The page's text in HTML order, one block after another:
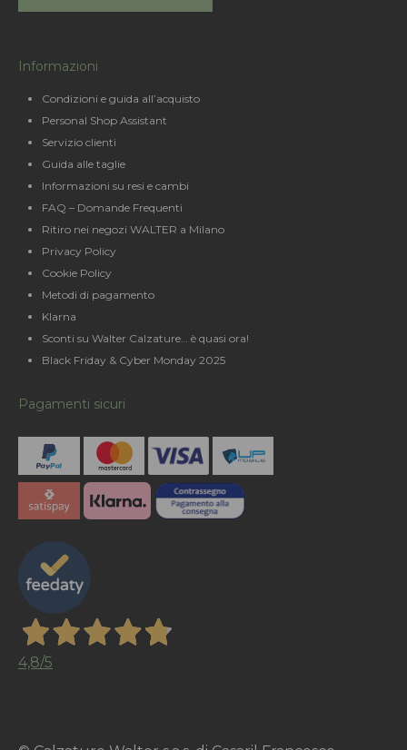
Informazioni
Condizioni e guida all’acquisto
Personal Shop Assistant
Servizio clienti
Guida alle taglie
Informazioni su resi e cambi
FAQ – Domande Frequenti
Ritiro nei negozi WALTER a Milano
Privacy Policy
Cookie Policy
Metodi di pagamento
Klarna
Sconti su Walter Calzature… è quasi ora!
Black Friday & Cyber Monday 2025
Pagamenti sicuri
4,8/5